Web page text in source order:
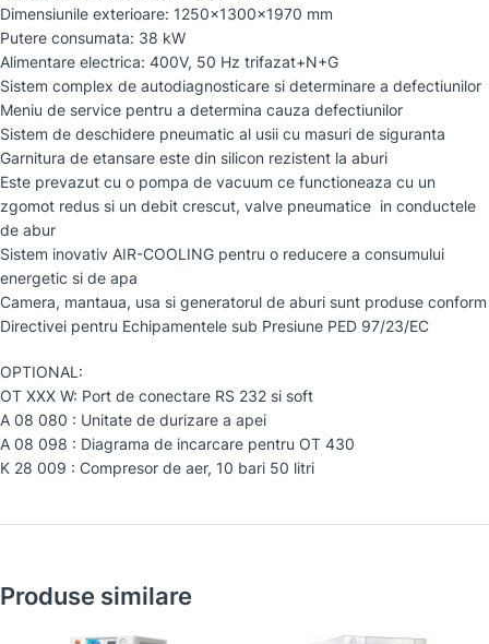
Dimensiunile exterioare: 1250x1300x1970 mm
Putere consumata: 38 kW
Alimentare electrica: 400V, 50 Hz trifazat+N+G
Sistem complex de autodiagnosticare si determinare a defectiunilor
Meniu de service pentru a determina cauza defectiunilor
Sistem de deschidere pneumatic al usii cu masuri de siguranta
Garnitura de etansare este din silicon rezistent la aburi
Este prevazut cu o pompa de vacuum ce functioneaza cu un
zgomot redus si un debit crescut, valve pneumatice in conductele
de abur
Sistem inovativ AIR-COOLING pentru o reducere a consumului
energetic si de apa
Camera, mantaua, usa si generatorul de aburi sunt produse conform
Directivei pentru Echipamentele sub Presiune PED 97/23/EC
OPTIONAL:
OT XXX W: Port de conectare RS 232 si soft
A 08 080 : Unitate de durizare a apei
A 08 098 : Diagrama de incarcare pentru OT 430
K 28 009 : Compresor de aer, 10 bari 50 litri
Produse similare